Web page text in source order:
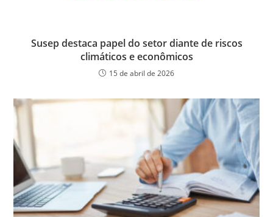
Susep destaca papel do setor diante de riscos
climáticos e econômicos
15 de abril de 2026